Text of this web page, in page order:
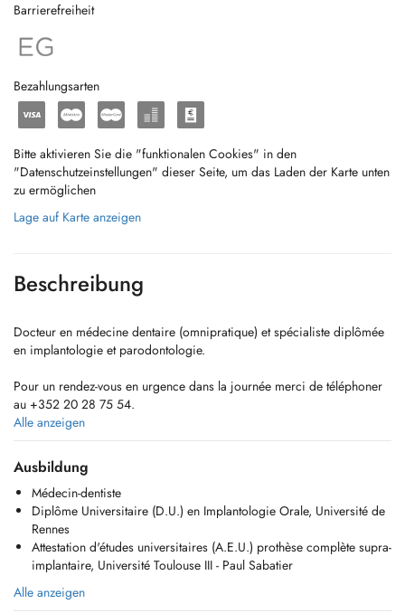
Barrierefreiheit
Bezahlungsarten
Bitte aktivieren Sie die "funktionalen Cookies" in den
"Datenschutzeinstellungen" dieser Seite, um das Laden der Karte unten
zu ermöglichen
Lage auf Karte anzeigen
Beschreibung
Docteur en médecine dentaire (omnipratique) et spécialiste diplômée
en implantologie et parodontologie.
Pour un rendez-vous en urgence dans la journée merci de téléphoner
au +352 20 28 75 54.
Urgence weekend et jours fériers veuillez contacter le 112.
For emergencies during weekends and public holidays, please call
112.
- Dentisterie omnipratique : consultation, détartage, dévitalisation,
extraction, soin, urgence
- Implantologie et reconstruction osseuse
- Parodontologie
- Esthétique : blanchiment, facettes, smile design
- Pathologie de la muqueuse orale
- Réhabilitation orale : couronnes, inlay/onlay, prothèses amovible et
Alle anzeigen
Ausbildung
Médecin-dentiste
Diplôme Universitaire (D.U.) en Implantologie Orale, Université de
Rennes
Attestation d'études universitaires (A.E.U.) prothèse complète supra-
implantaire, Université Toulouse III - Paul Sabatier
Alle anzeigen